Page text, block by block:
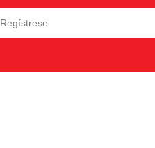
Regístrese